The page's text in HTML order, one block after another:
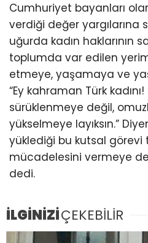
Cumhuriyet bayanları
verdiği değer yargılarına
uğurda kadın haklarının
toplumda var edilen
etmeye, yaşamaya ve
“Ey kahraman Türk
sürüklenmeye değil,
yükselmeye layıksın.”
yüklediği bu kutsal görevi
mücadelesini vermeye
dedi.
İLGİNİZİÇEKEBİLİR